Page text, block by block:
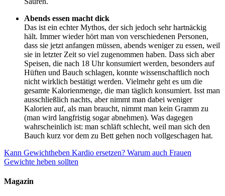
Abends essen macht dick
Das ist ein echter Mythos, der sich jedoch sehr hartnäckig
hält. Immer wieder hört man von verschiedenen Personen,
dass sie jetzt anfangen müssen, abends weniger zu essen, weil
sie in letzter Zeit so viel zugenommen haben. Dass sich aber
Speisen, die nach 18 Uhr konsumiert werden, besonders auf
Hüften und Bauch schlagen, konnte wissenschaftlich noch
nicht wirklich bestätigt werden. Vielmehr geht es um die
gesamte Kalorienmenge, die man täglich konsumiert. Isst man
ausschließlich nachts, aber nimmt man dabei weniger
Kalorien auf, als man braucht, nimmt man kein Gramm zu
(man wird langfristig sogar abnehmen). Was dagegen
wahrscheinlich ist: man schläft schlecht, weil man sich den
Bauch kurz vor dem zu Bett gehen noch vollgeschagen hat.
Kann Gewichtheben Kardio ersetzen? Warum auch Frauen
Gewichte heben sollten
Magazin